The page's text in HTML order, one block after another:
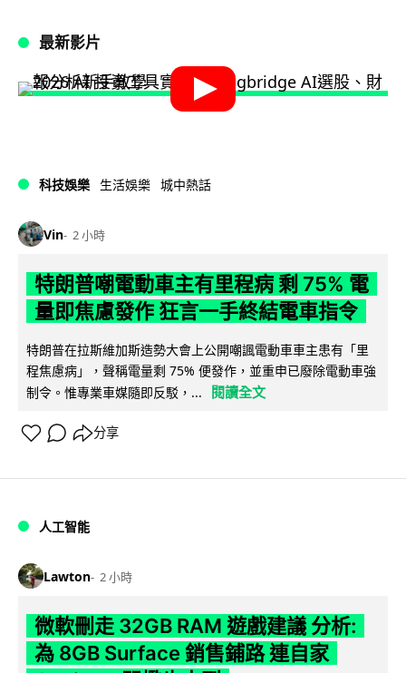
最新影片
科技娛樂 生活娛樂 城中熱話
Vin 2 小時
特朗普嘲電動車主有里程病 剩 75% 電
量即焦慮發作 狂言一手終結電車指令
特朗普在拉斯維加斯造勢大會上公開嘲諷電動車車主患有「里
程焦慮病」，聲稱電量剩 75% 便發作，並重申已廢除電動車強
制令。惟專業車媒隨即反駁，...
閱讀全文
分享
人工智能
Lawton 2 小時
微軟刪走 32GB RAM 遊戲建議 分析:
為 8GB Surface 銷售鋪路 連自家